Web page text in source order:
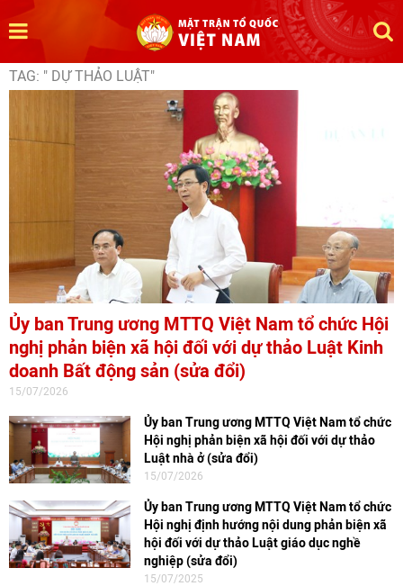
TAG: " DỰ THẢO LUẬT"
Ủy ban Trung ương MTTQ Việt Nam tổ chức Hội
nghị phản biện xã hội đối với dự thảo Luật Kinh
doanh Bất động sản (sửa đổi)
15/07/2026
Ủy ban Trung ương MTTQ Việt Nam tổ chức
Hội nghị phản biện xã hội đối với dự thảo
Luật nhà ở (sửa đổi)
15/07/2026
Ủy ban Trung ương MTTQ Việt Nam tổ chức
Hội nghị định hướng nội dung phản biện xã
hội đối với dự thảo Luật giáo dục nghề
nghiệp (sửa đổi)
15/07/2025